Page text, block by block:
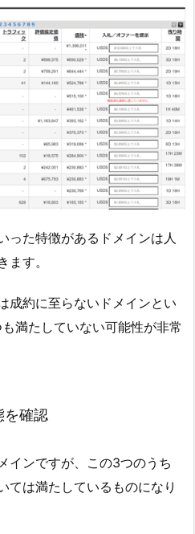
った特徴があるドメインは人
す。
成約に至らないドメインとい
満たしていない可能性が非常
を確認
インですが、この3つのうち
ては満たしているものになり